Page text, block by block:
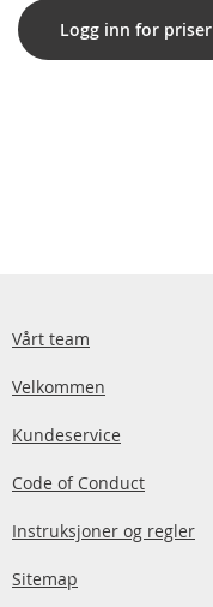
Logg inn for priser
Vårt team
Velkommen
Kundeservice
Code of Conduct
Instruksjoner og regler
Sitemap